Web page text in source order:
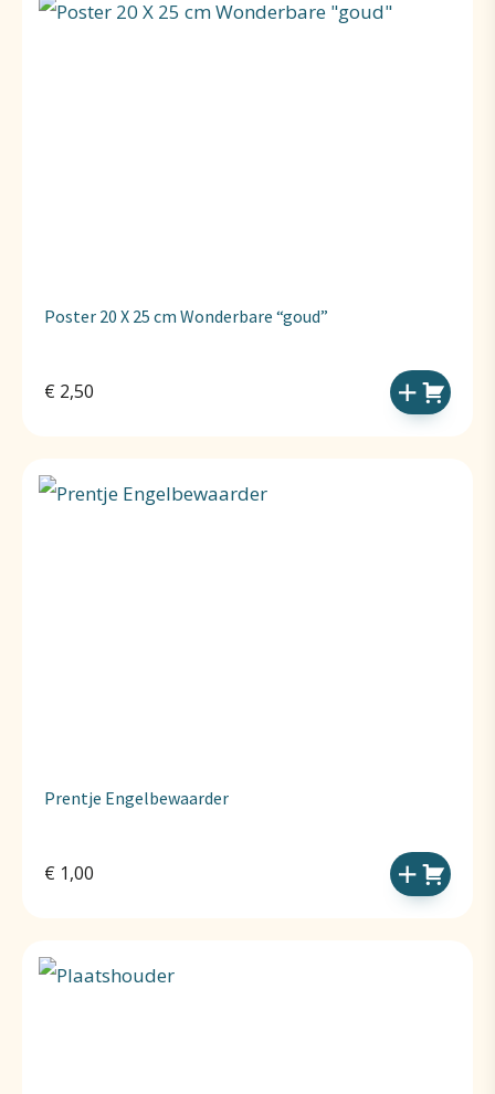
Poster 20 X 25 cm Wonderbare “goud”
€ 2,50
Prentje Engelbewaarder
€ 1,00